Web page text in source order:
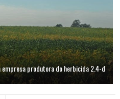
produtora do herbicida 2.4-d